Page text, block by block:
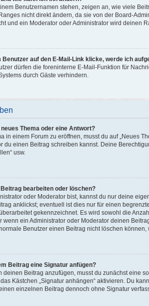
Benutzernamen stehen, zeigen an, wie viele
nicht direkt ändern, da sie von der Board-
und ein Moderator oder Administrator wird deinen
Benutzer auf den E-Mail-Link klicke, werde ich
dürfen die foreninterne E-Mail-Funktion für
durch Gäste verhindern.
Thema oder eine Antwort?
in einem Forum zu eröffnen, musst du auf „Neues
du einen Beitrag schreiben kannst. Deine
usw.
bearbeiten oder löschen?
oder Moderator bist, kannst du nur deine
anklickst; eventuell ist dies nur für einen
gekennzeichnet. Es wird sowohl die
wenn ein Administrator oder Moderator deinen
Benutzer einen Beitrag nicht löschen
Beitrag eine Signatur anfügen?
deinen Beitrag anzufügen, musst du zunächst eine
Kästchen „Signatur anhängen“ aktivieren. Du
einzelnen Beitrag dennoch ohne Signatur